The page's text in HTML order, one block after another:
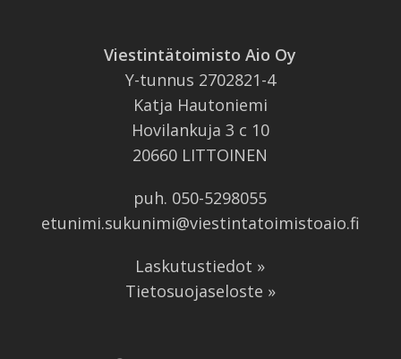
Viestintätoimisto Aio Oy
Y-tunnus 2702821-4
Katja Hautoniemi
Hovilankuja 3 c 10
20660 LITTOINEN
puh. 050-5298055
etunimi.sukunimi@viestintatoimistoaio.fi
Laskutustiedot »
Tietosuojaseloste »